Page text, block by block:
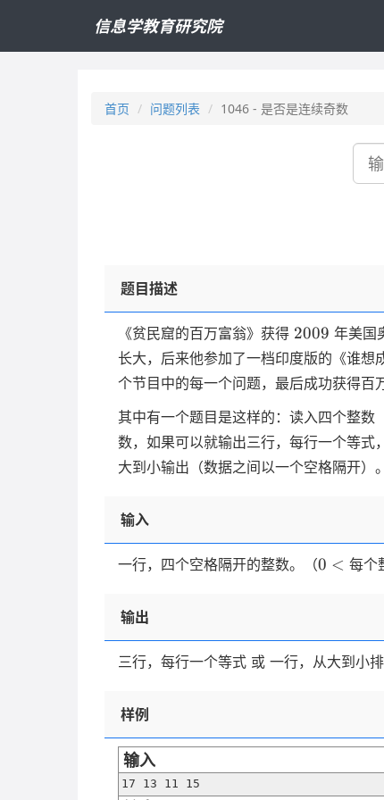
信息学教育研究院
首页 问题列表 1046 - 是否是连续奇数
搜
题目描述
《贫民窟的百万富翁》获得 2009
2009 年美国
长大，后来他参加了一档印度版的《谁
个节目中的每一个问题，最后成功获得百
其中有一个题目是这样的：读入四个整数
数，如果可以就输出三行，每行一个等式
大到小输出（数据之间以一个空格隔开）。
输入
一行，四个空格隔开的整数。（0
0 < 每个
输出
三行，每行一个等式 或 一行，从大到小
样例
输入
17 13 11 15